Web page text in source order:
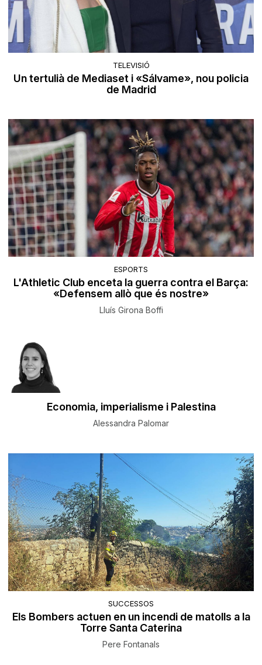
TELEVISIÓ
Un tertulià de Mediaset i «Sálvame», nou policia
de Madrid
ESPORTS
L'Athletic Club enceta la guerra contra el Barça:
«Defensem allò que és nostre»
Lluís Girona Boffi
Economia, imperialisme i Palestina
Alessandra Palomar
SUCCESSOS
Els Bombers actuen en un incendi de matolls a la
Torre Santa Caterina
Pere Fontanals